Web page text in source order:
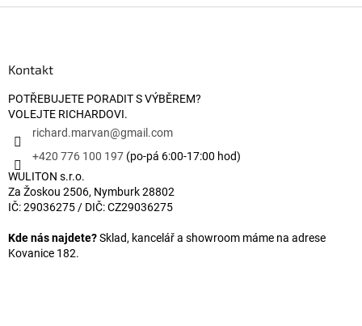
Kontakt
POTŘEBUJETE PORADIT S VÝBĚREM?
VOLEJTE RICHARDOVI.
richard.marvan@gmail.com
+420 776 100 197 (po-pá 6:00-17:00 hod)
WULITON s.r.o.
Za Žoskou 2506, Nymburk 28802
IČ: 29036275 / DIČ: CZ29036275
Kde nás najdete?Sklad, kancelář a showroom máme na adrese
Kovanice 182.